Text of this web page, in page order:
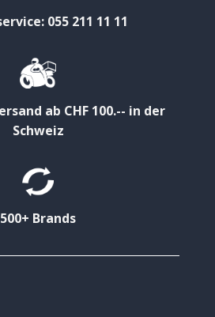
055 211 11 11
ab CHF 100.-- in der
Schweiz
500+ Brands